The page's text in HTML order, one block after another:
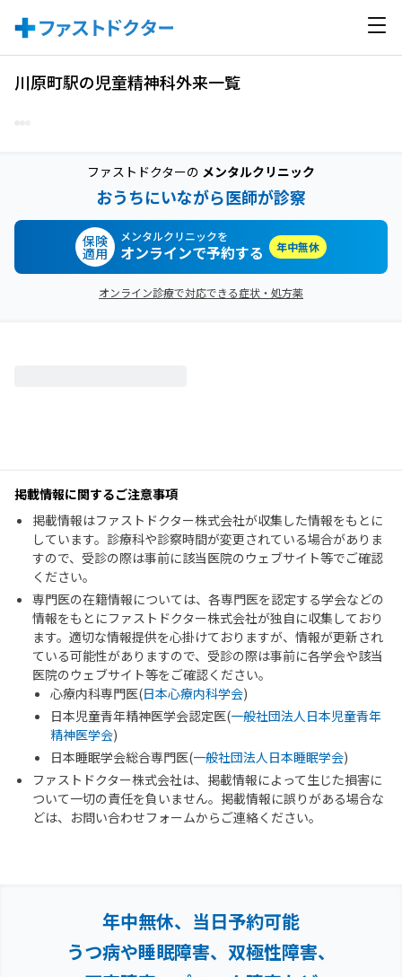
川原町駅の児童精神科外来一覧
ファストドクターの メンタルクリニック
おうちにいながら医師が診察
保険
適用
メンタルクリニックを
オンラインで予約する 年中無休
オンライン診療で対応できる症状・処方薬
掲載情報に関するご注意事項
掲載情報はファストドクター株式会社が収集した情報をもとに
しています。診療科や診察時間が変更されている場合がありま
すので、受診の際は事前に該当医院のウェブサイト等でご確認
ください。
専門医の在籍情報については、各専門医を認定する学会などの
情報をもとにファストドクター株式会社が独自に収集しており
ます。適切な情報提供を心掛けておりますが、情報が更新され
ている可能性がありますので、受診の際は事前に各学会や該当
医院のウェブサイト等をご確認ください。
心療内科専門医(日本心療内科学会)
日本児童青年精神医学会認定医(一般社団法人日本児童青年
精神医学会)
日本睡眠学会総合専門医(一般社団法人日本睡眠学会)
ファストドクター株式会社は、掲載情報によって生じた損害に
ついて一切の責任を負いません。掲載情報に誤りがある場合な
どは、お問い合わせフォームからご連絡ください。
年中無休、当日予約可能
うつ病や睡眠障害、双極性障害、